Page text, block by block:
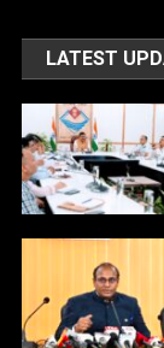
LATEST